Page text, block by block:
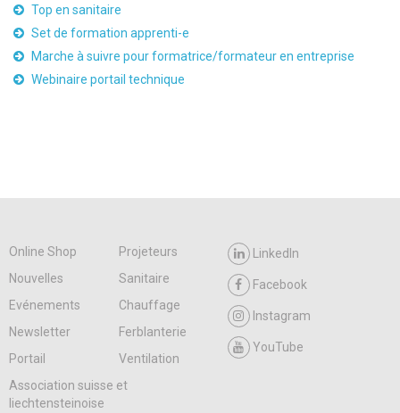
Top en sanitaire
Set de formation apprenti-e
Marche à suivre pour formatrice/formateur en entreprise
Webinaire portail technique
Online Shop
Projeteurs
Nouvelles
Sanitaire
Evénements
Chauffage
Newsletter
Ferblanterie
Portail
Ventilation
LinkedIn
Facebook
Instagram
YouTube
Association suisse et
liechtensteinoise